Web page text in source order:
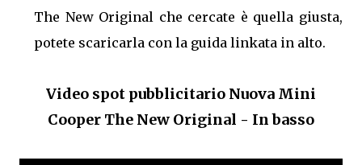
The New Original che cercate è quella giusta,
potete scaricarla con la guida linkata in alto.
Video spot pubblicitario Nuova Mini
Cooper The New Original - In basso